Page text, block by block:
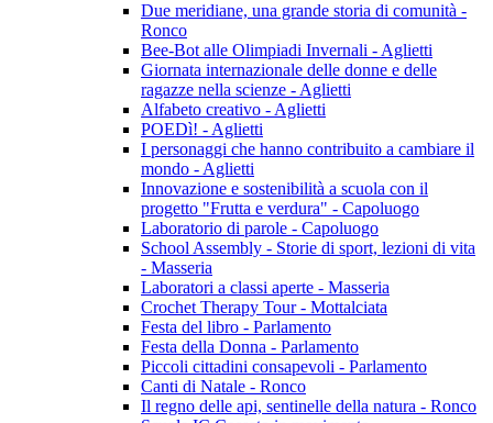
Due meridiane, una grande storia di comunità -
Ronco
Bee-Bot alle Olimpiadi Invernali - Aglietti
Giornata internazionale delle donne e delle
ragazze nella scienze - Aglietti
Alfabeto creativo - Aglietti
POEDì! - Aglietti
I personaggi che hanno contribuito a cambiare il
mondo - Aglietti
Innovazione e sostenibilità a scuola con il
progetto "Frutta e verdura" - Capoluogo
Laboratorio di parole - Capoluogo
School Assembly - Storie di sport, lezioni di vita
- Masseria
Laboratori a classi aperte - Masseria
Crochet Therapy Tour - Mottalciata
Festa del libro - Parlamento
Festa della Donna - Parlamento
Piccoli cittadini consapevoli - Parlamento
Canti di Natale - Ronco
Il regno delle api, sentinelle della natura - Ronco